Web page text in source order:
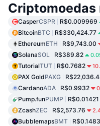
CasperCSPR R$0.009969
BitcoinBTC R$330,424.77
EthereumETH R$9,743.00
SolanaSOL R$389.82
TutorialTUT R$0.7682
PAX GoldPAXG
CardanoADA R$0.9932
Pump.funPUMP R$0.01421
ZcashZEC R$2,573.76
BubblemapsBMT R$0.1483